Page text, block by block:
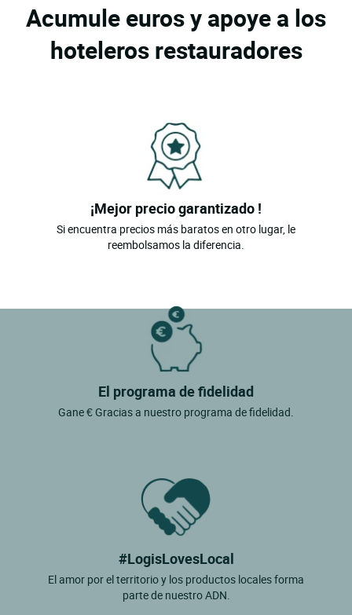
Acumule euros y apoye a los
hoteleros restauradores
¡Mejor precio garantizado !
Si encuentra precios más baratos en otro lugar, le
reembolsamos la diferencia.
El programa de fidelidad
Gane € Gracias a nuestro programa de fidelidad.
#LogisLovesLocal
El amor por el territorio y los productos locales forma
parte de nuestro ADN.